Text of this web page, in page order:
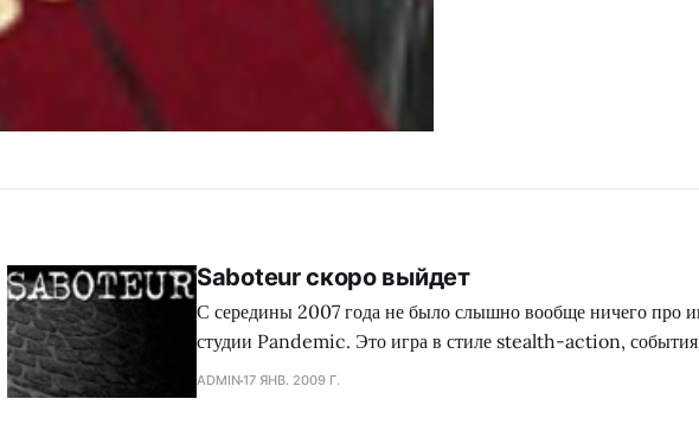
Saboteur скоро выйдет
С середины 2007 года не было слышно вообще ничего про
студии Pandemic. Это игра в стиле stealth-action, события
происходят в мрачные времена Второй мировой войны.
ADMIN17 ЯНВ. 2009 Г.